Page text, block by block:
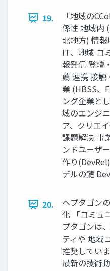
19.
「地域の
係性 地域内
北地⽅) 情報
IT、地域 コ
報発信 登壇
薦 連携 接
業 (HBSS、
ング企業と
域のエンジ
ア、クリエ
課題解決 事
ンドユーザ
作り
デルの鍵
20.
ヘプタゴン
化 「コミュ
プタゴンは
ティや 地域
推奨してい
最新の技術